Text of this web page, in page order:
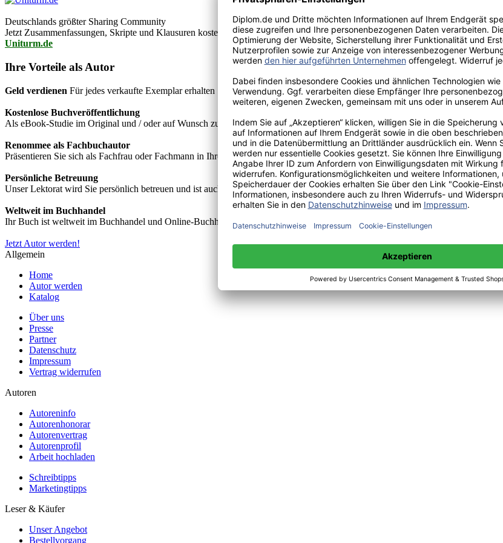
Deutschlands größter Sharing Community
Jetzt Zusammenfassungen, Skripte und Klausuren kostenlos downloaden!
Uniturm.de
Ihre Vorteile als Autor
Geld verdienen Für jedes verkaufte Exemplar erhalten Sie Autorenhonorar - bis zu 40%.
Kostenlose Buchveröffentlichung
Als eBook-Studie im Original und / oder auf Wunsch zusätzlich als hochwertiges Fachbuch in unserem renommierten Buchverlag.
Renommee als Fachbuchautor
Präsentieren Sie sich als Fachfrau oder Fachmann in Ihrem Fachgebiet und machen Sie sich bekannt.
Persönliche Betreuung
Unser Lektorat wird Sie persönlich betreuen und ist auch telefonisch unter +49(0)176-85996762 erreichbar.
Weltweit im Buchhandel
Ihr Buch ist weltweit im Buchhandel und Online-Buchhandel wie z.B. amazon erhältlich.
Jetzt Autor werden!
Allgemein
Home
Autor werden
Katalog
Über uns
Presse
Partner
Datenschutz
Impressum
Vertrag widerrufen
Autoren
Autoreninfo
Autorenhonorar
Autorenvertrag
Autorenprofil
Arbeit hochladen
Schreibtipps
Marketingtipps
Leser & Käufer
Unser Angebot
Bestellvorgang